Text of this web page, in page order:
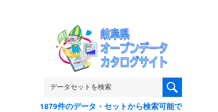
1879件のデータ・セットから検索可能で